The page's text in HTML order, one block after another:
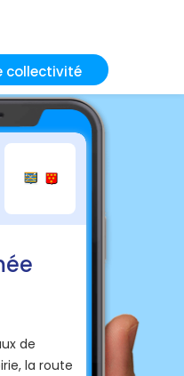
collectivité
de
la route